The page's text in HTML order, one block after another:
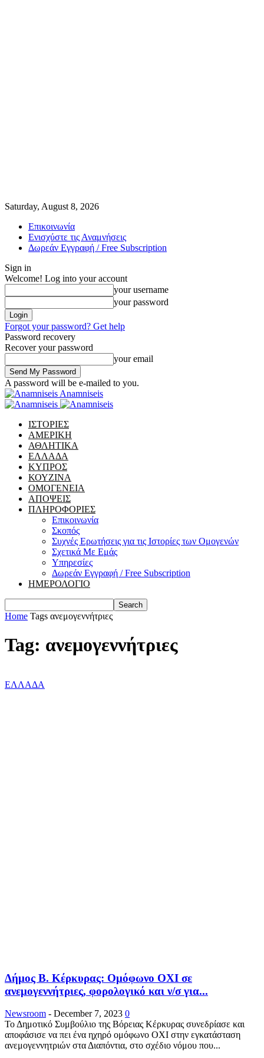
Saturday, August 8, 2026
Επικοινωνία
Ενισχύστε τις Αναμνήσεις
Δωρεάν Εγγραφή / Free Subscription
Sign in
Welcome! Log into your account
your username
your password
Forgot your password? Get help
Password recovery
Recover your password
your email
A password will be e-mailed to you.
Anamniseis
ΙΣΤΟΡΙΕΣ
ΑΜΕΡΙΚΗ
ΑΘΛΗΤΙΚΑ
ΕΛΛΑΔΑ
ΚΥΠΡΟΣ
ΚΟΥΖΙΝΑ
ΟΜΟΓΕΝΕΙΑ
ΑΠΟΨΕΙΣ
ΠΛΗΡΟΦΟΡΙΕΣ
Επικοινωνία
Σκοπός
Συχνές Ερωτήσεις για τις Ιστορίες των Ομογενών
Σχετικά Με Εμάς
Υπηρεσίες
Δωρεάν Εγγραφή / Free Subscription
ΗΜΕΡΟΛΟΓΙΟ
Home Tags ανεμογεννήτριες
Tag: ανεμογεννήτριες
ΕΛΛΑΔΑ
Δήμος Β. Κέρκυρας: Ομόφωνο ΟΧΙ σε
ανεμογεννήτριες, φορολογικό και ν/σ για...
Newsroom - December 7, 2023 0
Το Δημοτικό Συμβούλιο της Βόρειας Κέρκυρας συνεδρίασε και
αποφάσισε να πει ένα ηχηρό ομόφωνο ΟΧΙ στην εγκατάσταση
ανεμογεννητριών στα Διαπόντια, στο σχέδιο νόμου που...